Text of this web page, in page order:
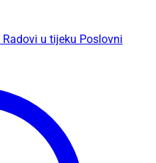
Radovi u tijeku Poslovni